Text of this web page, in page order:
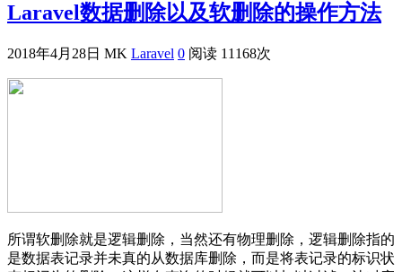
Laravel数据删除以及软删除的操作方法
2018年4月28日 MK Laravel 0 阅读 11168次
所谓软删除就是逻辑删除，当然还有物理删除，逻辑删除指的
是数据表记录并未真的从数据库删除，而是将表记录的标识状